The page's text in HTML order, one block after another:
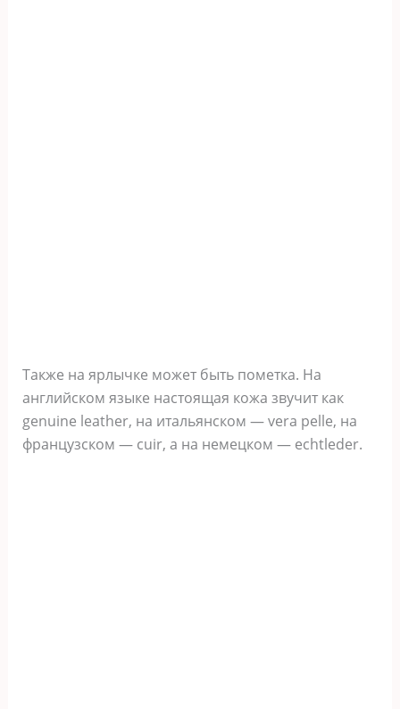
Также на ярлычке может быть пометка. На
английском языке настоящая кожа звучит как
genuine leather, на итальянском — vera pelle, на
французском — cuir, а на немецком — echtleder.